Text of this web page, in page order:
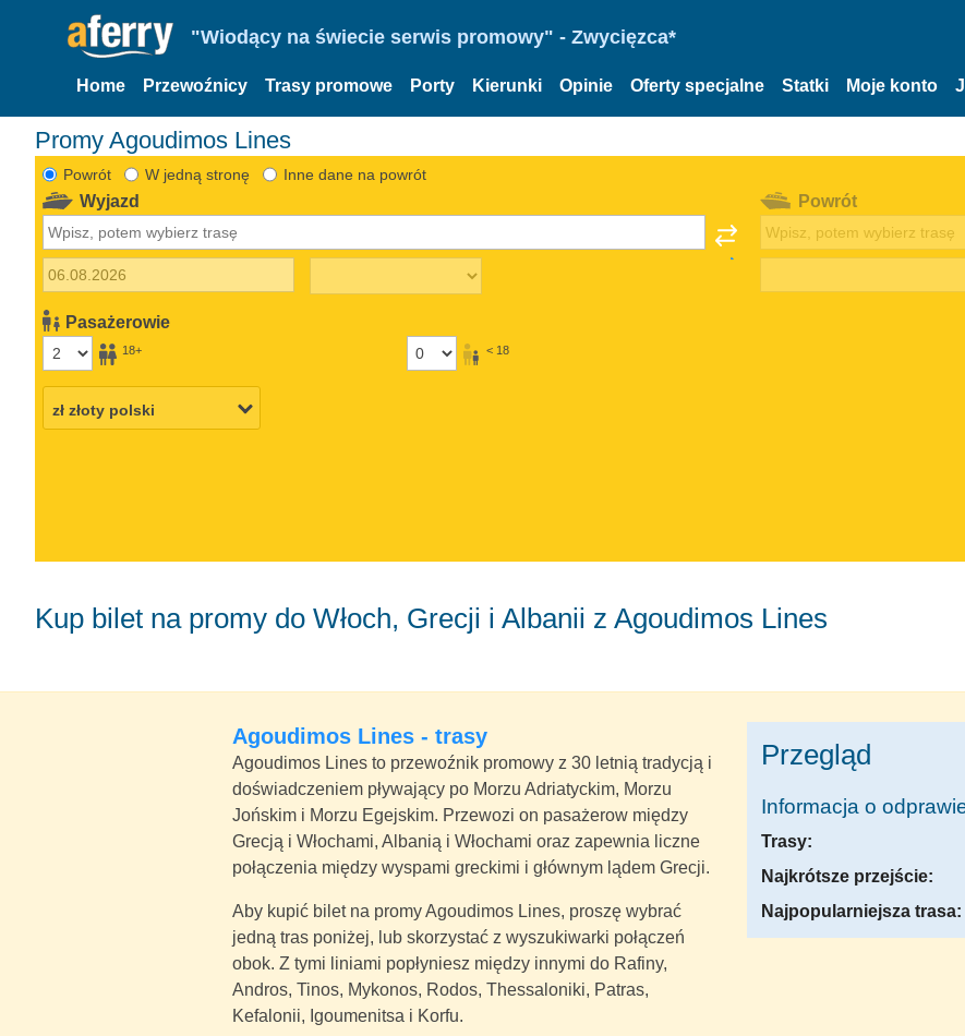
"Wiodący na świecie serwis promowy" - Zwycięzca*
Home Przewoźnicy Trasy promowe Porty Kierunki Opinie Oferty specjalne Statki Moje konto
Promy Agoudimos Lines
Powrót W jedną stronę Inne dane na powrót
Wyjazd
Pasażerowie
18+ < 18
Powrót
Kup bilet na promy do Włoch, Grecji i Albanii z Agoudimos Lines
Agoudimos Lines - trasy
Agoudimos Lines to przewoźnik promowy z 30 letnią tradycją i
doświadczeniem pływający po Morzu Adriatyckim, Morzu
Jońskim i Morzu Egejskim. Przewozi on pasażerow między
Grecją i Włochami, Albanią i Włochami oraz zapewnia liczne
połączenia między wyspami greckimi i głównym lądem Grecji.
Aby kupić bilet na promy Agoudimos Lines, proszę wybrać
jedną tras poniżej, lub skorzystać z wyszukiwarki połączeń
obok. Z tymi liniami popłyniesz między innymi do Rafiny,
Andros, Tinos, Mykonos, Rodos, Thessaloniki, Patras,
Kefalonii, Igoumenitsa i Korfu.
Przegląd
Informacja o
Trasy:
Najkrótsze przejście:
Najpopularniejsza trasa: